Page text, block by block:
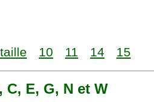
10 11 14 15
E, G, N et W